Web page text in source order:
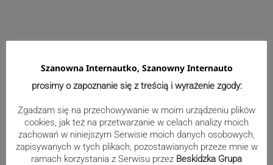
Szanowna Internautko, Szanowny Internauto
prosimy o zapoznanie się z treścią i wyrażenie zgody:
Zgadzam się na przechowywanie w moim urządzeniu plików
cookies, jak też na przetwarzanie w celach analizy moich
zachowań w niniejszym Serwisie moich danych osobowych,
zapisywanych w tych plikach, pozostawianych przeze mnie w
ramach korzystania z Serwisu przez Beskidzka Grupa